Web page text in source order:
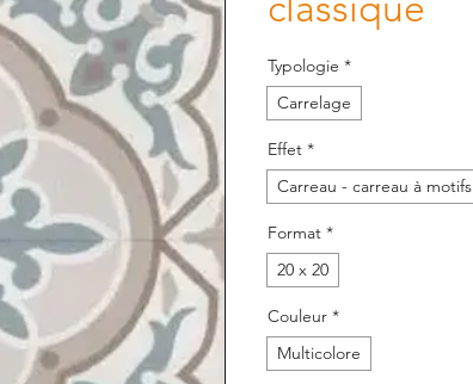
Typologie *
Carrelage
Effet *
Carreau - carreau à motifs
Format *
20 x 20
Couleur *
Multicolore